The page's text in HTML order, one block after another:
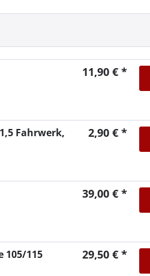
11,90 € *
Fahrwerk,
2,90 € *
39,00 € *
105/115
29,50 € *